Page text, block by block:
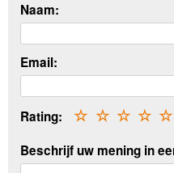
Naam:
Email:
Rating: ☆
☆
☆
☆
☆
Beschrijf uw mening in